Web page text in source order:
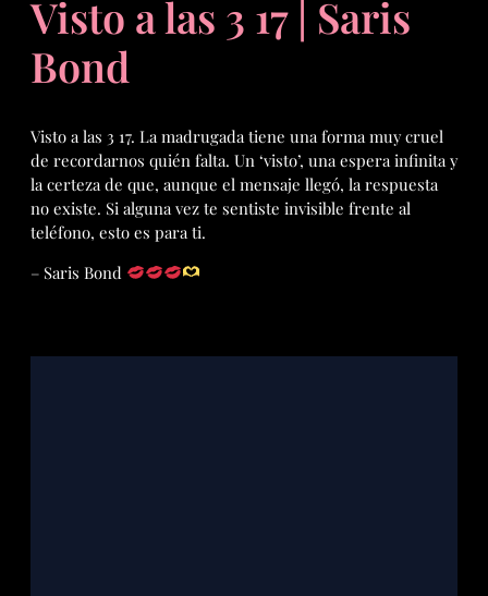
Visto a las 3 17 | Saris
Bond
Visto a las 3 17. La madrugada tiene una forma muy cruel
de recordarnos quién falta. Un ‘visto’, una espera infinita y
la certeza de que, aunque el mensaje llegó, la respuesta
no existe. Si alguna vez te sentiste invisible frente al
teléfono, esto es para ti.
– Saris Bond